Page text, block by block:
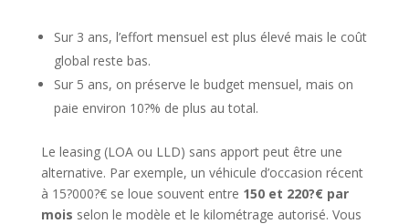
Sur 3 ans, l’effort mensuel est plus élevé mais le coût
global reste bas.
Sur 5 ans, on préserve le budget mensuel, mais on
paie environ 10?% de plus au total.
Le leasing (LOA ou LLD) sans apport peut être une
alternative. Par exemple, un véhicule d’occasion récent
à 15?000?€ se loue souvent entre 150 et 220?€ par
mois selon le modèle et le kilométrage autorisé. Vous